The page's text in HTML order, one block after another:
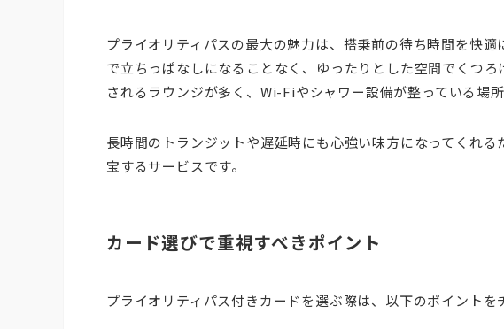
プライオリティパスの最大の魅力は、搭乗前の待ち時間を快
で立ちっぱなしになることなく、ゆったりとした空間でくつ
されるラウンジが多く、Wi-Fiやシャワー設備が整っている場所
長時間のトランジットや遅延時にも心強い味方になってくれ
宝するサービスです。
カード選びで重視すべきポイント
プライオリティパス付きカードを選ぶ際は、以下のポイントを